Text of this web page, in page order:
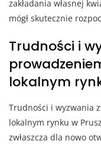
zakładania własnej
mógł skutecznie
Trudności i
lokalnym
Trudności i wyzwania
lokalnym rynku w
zwłaszcza dla nowo